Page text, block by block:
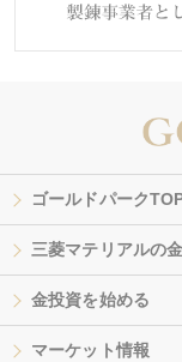
ゴールドパーク
三菱マテリアルの
金投資を始める
マーケット情報